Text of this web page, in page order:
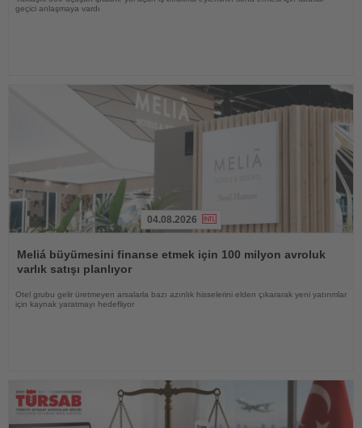
geçici anlaşmaya vardı
Oku
04.08.2026
Meliá büyümesini finanse etmek için 100 milyon avroluk
varlık satışı planlıyor
Otel grubu gelir üretmeyen arsalarla bazı azınlık hisselerini elden çıkararak yeni yatırımlar
için kaynak yaratmayı hedefliyor